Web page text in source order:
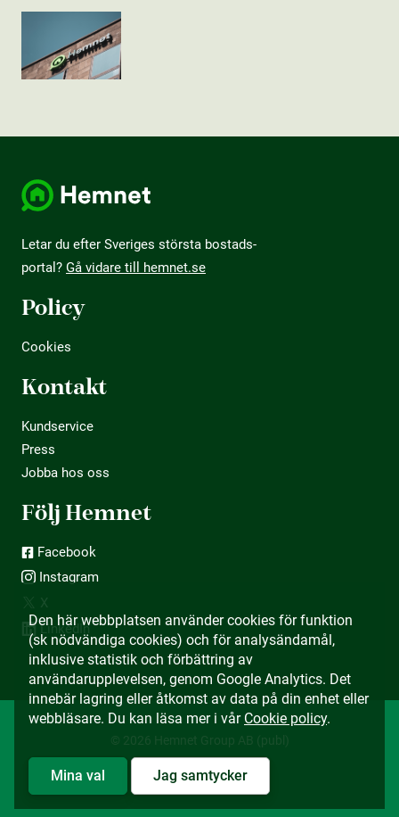
Letar du efter Sveriges största bostads­
portal? Gå vidare till hemnet.se
Policy
Cookies
Kontakt
Kundservice
Press
Jobba hos oss
Följ Hemnet
Facebook
Instagram
X
LinkedIn
© 2026 Hemnet Group AB (publ)
Den här webbplatsen använder cookies för funktion
(sk nödvändiga cookies) och för analysändamål,
inklusive statistik och förbättring av
användarupplevelsen, genom Google Analytics. Det
innebär lagring eller åtkomst av data på din enhet eller
webbläsare. Du kan läsa mer i vår Cookie policy.
Mina val Jag samtycker